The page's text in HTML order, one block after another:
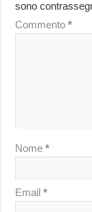
sono
Commento*
Nome*
Email*